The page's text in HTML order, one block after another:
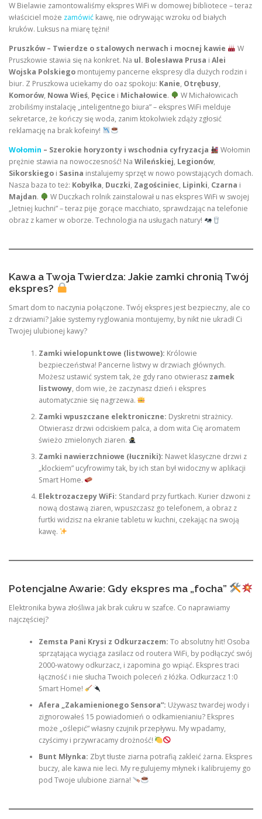
W Bielawie zamontowaliśmy ekspres WiFi w domowej bibliotece – teraz
właściciel może zamówić kawę, nie odrywając wzroku od białych
kruków. Luksus na miarę tężni!
Pruszków – Twierdze o stalowych nerwach i mocnej kawie
W
Pruszkowie stawia się na konkret. Na ul. Bolesława Prusa i Alei
Wojska Polskiego montujemy pancerne ekspresy dla dużych rodzin i
biur. Z Pruszkowa uciekamy do oaz spokoju: Kanie, Otrębusy,
Komorów, Nowa Wieś, Pęcice i Michałowice.
W Michałowicach
zrobiliśmy instalację „inteligentnego biura” – ekspres WiFi melduje
sekretarce, że kończy się woda, zanim ktokolwiek zdąży zgłosić
reklamację na brak kofeiny!
Wołomin – Szerokie horyzonty i wschodnia cyfryzacja
Wołomin
prężnie stawia na nowoczesność! Na Wileńskiej, Legionów,
Sikorskiego i Sasina instalujemy sprzęt w nowo powstających domach.
Nasza baza to też: Kobyłka, Duczki, Zagościniec, Lipinki, Czarna i
Majdan.
W Duczkach rolnik zainstalował u nas ekspres WiFi w swojej
„letniej kuchni” – teraz pije gorące macchiato, sprawdzając na telefonie
obraz z kamer w oborze. Technologia na usługach natury!
Kawa a Twoja Twierdza: Jakie zamki chronią Twój
ekspres?
Smart dom to naczynia połączone. Twój ekspres jest bezpieczny, ale co
z drzwiami? Jakie systemy ryglowania montujemy, by nikt nie ukradł Ci
Twojej ulubionej kawy?
Zamki wielopunktowe (listwowe): Królowie
bezpieczeństwa! Pancerne listwy w drzwiach głównych.
Możesz ustawić system tak, że gdy rano otwierasz zamek
listwowy, dom wie, że zaczynasz dzień i ekspres
automatycznie się nagrzewa.
Zamki wpuszczane elektroniczne: Dyskretni strażnicy.
Otwierasz drzwi odciskiem palca, a dom wita Cię aromatem
świeżo zmielonych ziaren.
Zamki nawierzchniowe (łuczniki): Nawet klasyczne drzwi z
„klockiem” ucyfrowimy tak, by ich stan był widoczny w aplikacji
Smart Home.
Elektrozaczepy WiFi: Standard przy furtkach. Kurier dzwoni z
nową dostawą ziaren, wpuszczasz go telefonem, a obraz z
furtki widzisz na ekranie tabletu w kuchni, czekając na swoją
kawę.
Potencjalne Awarie: Gdy ekspres ma „focha”
Elektronika bywa złośliwa jak brak cukru w szafce. Co naprawiamy
najczęściej?
Zemsta Pani Krysi z Odkurzaczem: To absolutny hit! Osoba
sprzątająca wyciąga zasilacz od routera WiFi, by podłączyć swój
2000-watowy odkurzacz, i zapomina go wpiąć. Ekspres traci
łączność i nie słucha Twoich poleceń z łóżka. Odkurzacz 1:0
Smart Home!
Afera „Zakamienionego Sensora”: Używasz twardej wody i
zignorowałeś 15 powiadomień o odkamienianiu? Ekspres
może „oślepić” własny czujnik przepływu. My wpadamy,
czyścimy i przywracamy drożność!
Bunt Młynka: Zbyt tłuste ziarna potrafią zakleić żarna. Ekspres
buczy, ale kawa nie leci. My regulujemy młynek i kalibrujemy go
pod Twoje ulubione ziarna!